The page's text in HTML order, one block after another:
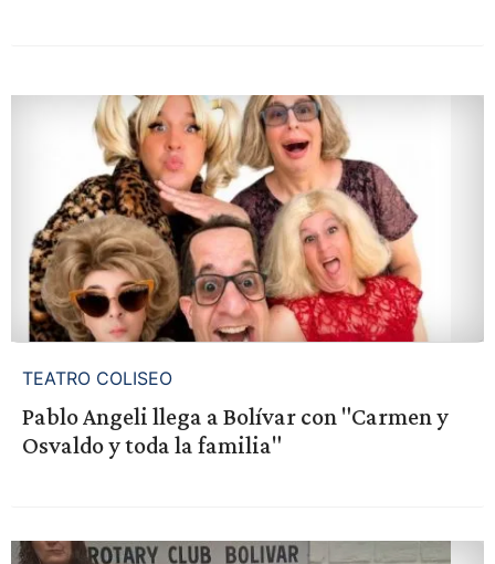
TEATRO COLISEO
Pablo Angeli llega a Bolívar con "Carmen y
Osvaldo y toda la familia"